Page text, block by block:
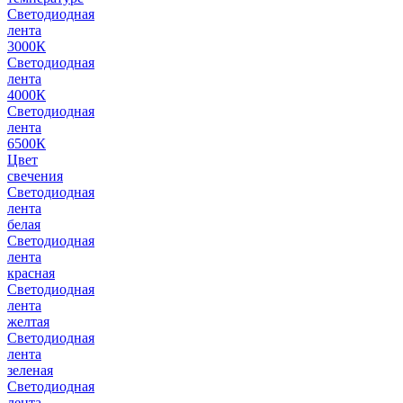
Светодиодная
лента
3000К
Светодиодная
лента
4000К
Светодиодная
лента
6500К
Цвет
свечения
Светодиодная
лента
белая
Светодиодная
лента
красная
Светодиодная
лента
желтая
Светодиодная
лента
зеленая
Светодиодная